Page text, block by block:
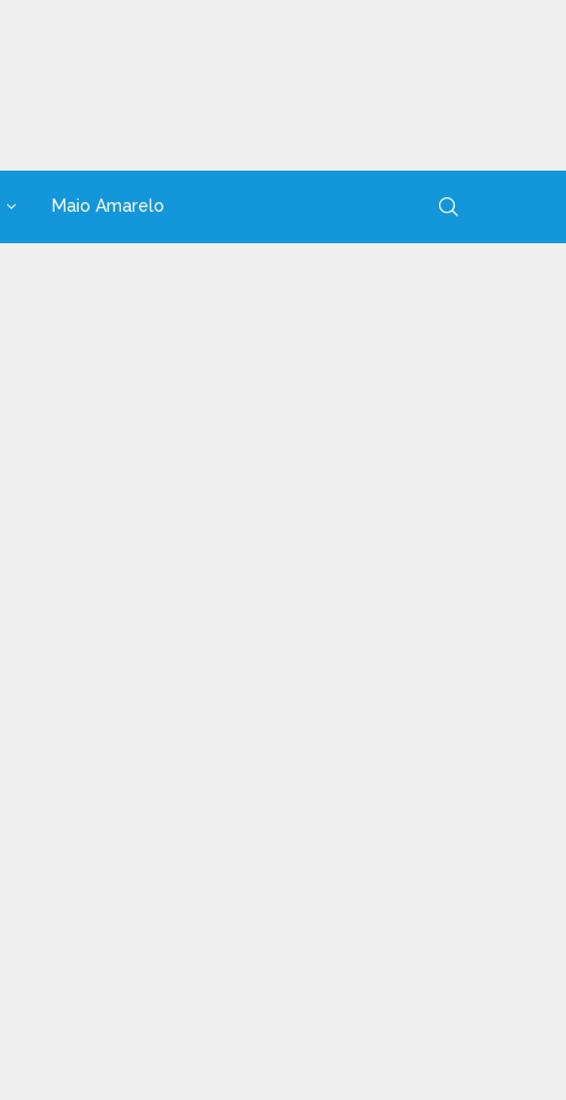
Maio Amarelo